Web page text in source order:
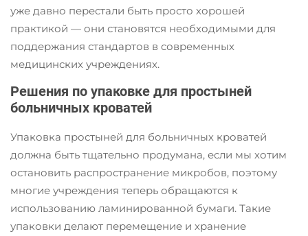
уже давно перестали быть просто хорошей
практикой — они становятся необходимыми для
поддержания стандартов в современных
медицинских учреждениях.
Решения по упаковке для простыней
больничных кроватей
Упаковка простыней для больничных кроватей
должна быть тщательно продумана, если мы хотим
остановить распространение микробов, поэтому
многие учреждения теперь обращаются к
использованию ламинированной бумаги. Такие
упаковки делают перемещение и хранение